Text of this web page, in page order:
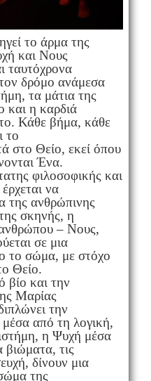
το άρμα της
και Νους
ταυτόχρονα
δρόμο ανάμεσα
τα μάτια της
και η καρδιά
Κάθε βήμα, κάθε
το
στο Θείο, εκεί όπου
Ένα.
φιλοσοφικής και
να
της ανθρώπινης
σκηνής, η
– Νους,
σε μια
το σώμα, με στόχο
Θείο.
και την
Μαρίας
την
από τη λογική,
η Ψυχή μέσα
τις
δίνουν μια
της